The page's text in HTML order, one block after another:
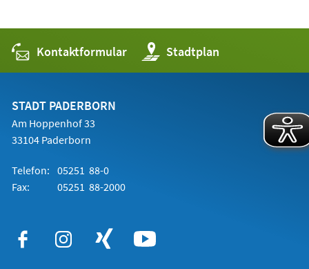
Kontaktformular Stadtplan
(Öffnet
in
einem
STADT PADERBORN
Am Hoppenhof 33
33104 Paderborn
Telefon: 05251 88-0
Fax:
05251 88-2000